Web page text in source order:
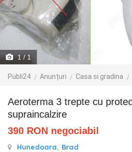
1/ 1
Publi24 Anunțuri Casa si gradina
Aeroterma 3 trepte cu protectie la
supraincalzire
390 RON negociabil
Hunedoara, Brad